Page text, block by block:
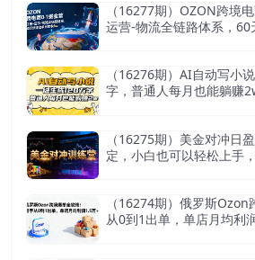
（16277期）OZON跨境
运营-物流全链路体系，
（16276期）AI自动写小
字，普通人每月也能躺赚
（16275期）美金对冲日
定，小白也可以轻松上手
（16274期）俄罗斯
从0到1出单，单店月均利